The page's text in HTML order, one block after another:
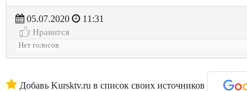
05.07.2020
11:31
Нравится
Нет голосов
Добавь Kursktv.ru в список своих источников